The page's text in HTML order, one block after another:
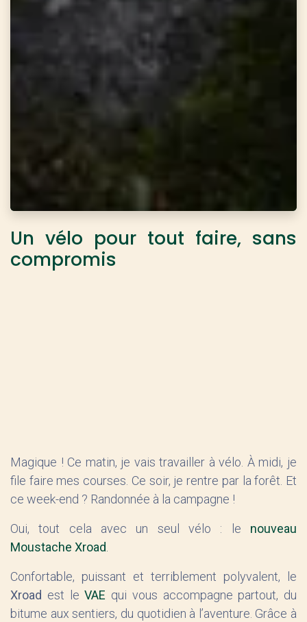
Un vélo pour tout faire, sans
compromis
Magique ! Ce matin, je vais travailler à vélo. À midi, je
file faire mes courses. Ce soir, je rentre par la forêt. Et
ce week-end ? Randonnée à la campagne !
Oui, tout cela avec un seul vélo : le nouveau
Moustache Xroad
Confortable, puissant et terriblement polyvalent, le
Xroad est leVAE qui vous accompagne partout, du
bitume aux sentiers, du quotidien à l’aventure. Grâce à